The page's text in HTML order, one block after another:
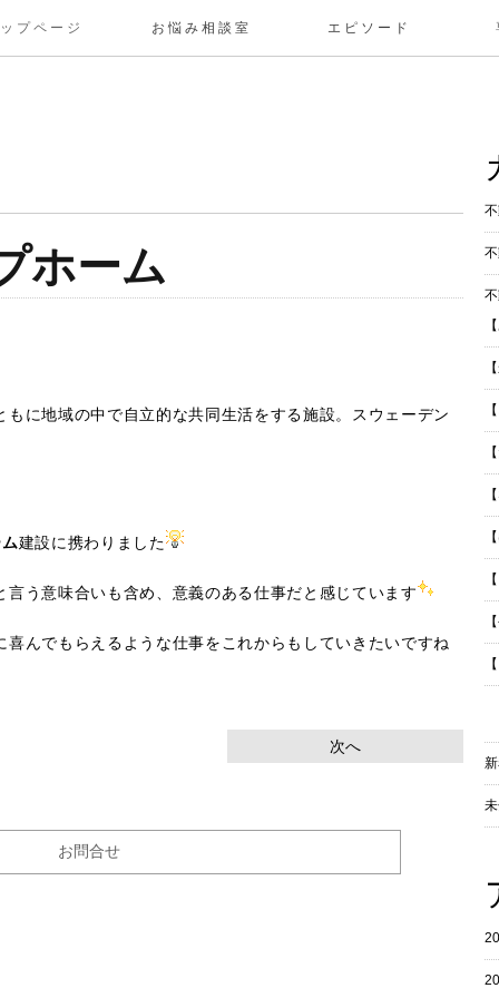
ップページ お悩み相談室 エピソード
ホーム
に地域の中で自立的な共同生活をする施設。スウェーデン
建設に携わりました
う意味合いも含め、意義のある仕事だと感じています
喜んでもらえるような仕事をこれからもしていきたいですね
次へ
お問合せ